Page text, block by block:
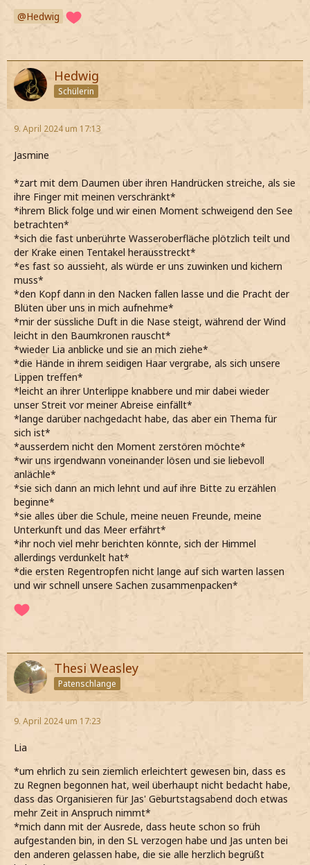
Hedwig
Hedwig
Schülerin
9. April 2024 um 17:13
Jasmine
*zart mit dem Daumen über ihren Handrücken streiche, als sie
ihre Finger mit meinen verschränkt*
*ihrem Blick folge und wir einen Moment schweigend den See
betrachten*
*sich die fast unberührte Wasseroberfläche plötzlich teilt und
der Krake einen Tentakel herausstreckt*
*es fast so aussieht, als würde er uns zuwinken und kichern
muss*
*den Kopf dann in den Nacken fallen lasse und die Pracht der
Blüten über uns in mich aufnehme*
*mir der süssliche Duft in die Nase steigt, während der Wind
leicht in den Baumkronen rauscht*
*wieder Lia anblicke und sie an mich ziehe*
*die Hände in ihrem seidigen Haar vergrabe, als sich unsere
Lippen treffen*
*leicht an ihrer Unterlippe knabbere und mir dabei wieder
unser Streit vor meiner Abreise einfällt*
*lange darüber nachgedacht habe, das aber ein Thema für
sich ist*
*ausserdem nicht den Moment zerstören möchte*
*wir uns irgendwann voneinander lösen und sie liebevoll
anlächle*
*sie sich dann an mich lehnt und auf ihre Bitte zu erzählen
beginne*
*sie alles über die Schule, meine neuen Freunde, meine
Unterkunft und das Meer erfährt*
*ihr noch viel mehr berichten könnte, sich der Himmel
allerdings verdunkelt hat*
*die ersten Regentropfen nicht lange auf sich warten lassen
und wir schnell unsere Sachen zusammenpacken*
Thesi Weasley
Patenschlange
9. April 2024 um 17:23
Lia
*um ehrlich zu sein ziemlich erleichtert gewesen bin, dass es
zu Regnen begonnen hat, weil überhaupt nicht bedacht habe,
dass das Organisieren für Jas' Geburtstagsabend doch etwas
mehr Zeit in Anspruch nimmt*
*mich dann mit der Ausrede, dass heute schon so früh
aufgestanden bin, in den SL verzogen habe und Jas unten bei
den anderen gelassen habe, die sie alle herzlich begrüßt